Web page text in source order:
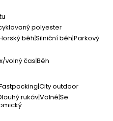
polyester
běh|Silniční běh|Parkový
volný čas|Běh
outdoor
rukáv|Volné|Se